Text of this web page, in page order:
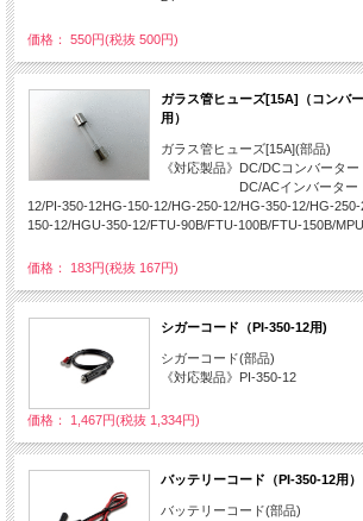
価格： 550円(税抜 500円)
ガラス管ヒューズ[15A]（コンバ
用）
ガラス管ヒューズ[15A](部品)
《対応製品》DC/DCコンバータ
DC/ACインバーター：
12/PI-350-12HG-150-12/HG-250-12/HG-350-12/HG-
150-12/HGU-350-12/FTU-90B/FTU-100B/FTU-150B/
価格： 183円(税抜 167円)
シガーコード（PI-350-12用)
シガーコード(部品)
《対応製品》PI-350-12
価格： 1,467円(税抜 1,334円)
バッテリーコード（PI-350-12用）
バッテリーコード(部品)